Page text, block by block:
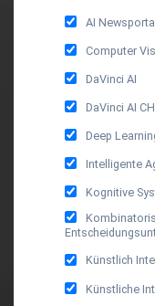
AI
Computer
DaVinci AI
DaVinci AI
Deep
Intelligente
Kognitive
Künstlich
Künstliche